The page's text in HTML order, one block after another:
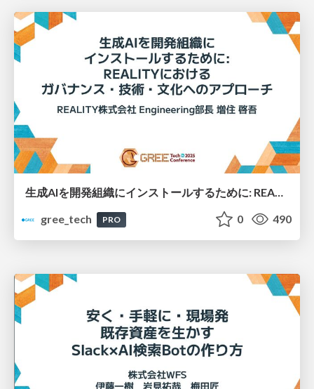
生成AIを開発組織にインストールするために: REALITYにおけるガバナンス・技術・文化へのアプローチ
gree_tech
PRO 0 490